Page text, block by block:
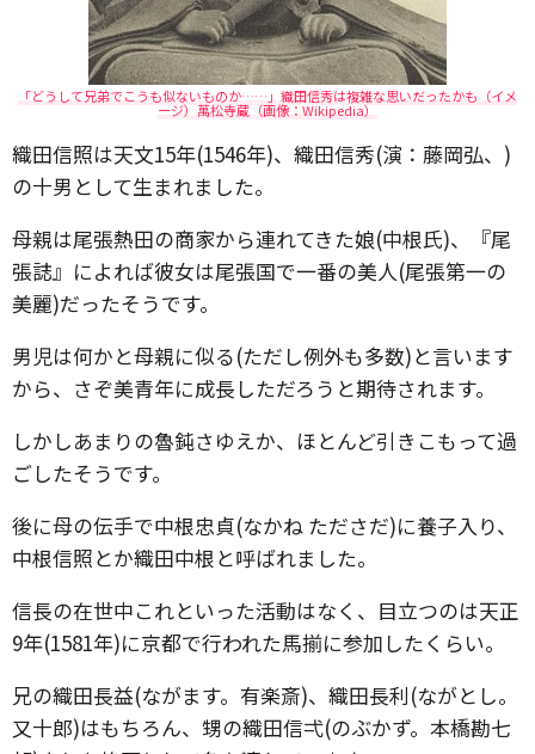
「どうして兄弟でこうも似ないものか……」織田信秀は複雑な思いだったかも（イメ
ージ）萬松寺蔵（画像：Wikipedia）
織田信照は天文15年(1546年)、織田信秀(演：藤岡弘、)
の十男として生まれました。
母親は尾張熱田の商家から連れてきた娘(中根氏)、『尾
張誌』によれば彼女は尾張国で一番の美人(尾張第一の
美麗)だったそうです。
男児は何かと母親に似る(ただし例外も多数)と言います
から、さぞ美青年に成長しただろうと期待されます。
しかしあまりの魯鈍さゆえか、ほとんど引きこもって過
ごしたそうです。
後に母の伝手で中根忠貞(なかね たださだ)に養子入り、
中根信照とか織田中根と呼ばれました。
信長の在世中これといった活動はなく、目立つのは天正
9年(1581年)に京都で行われた馬揃に参加したくらい。
兄の織田長益(ながます。有楽斎)、織田長利(ながとし。
又十郎)はもちろん、甥の織田信弌(のぶかず。本橋勘七